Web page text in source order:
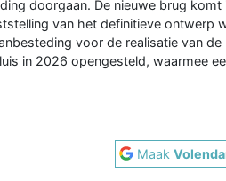
doorgaan. De nieuwe brug
van het definitieve ontwerp
voor de realisatie van de
in 2026 opengesteld, waarmee
Maak